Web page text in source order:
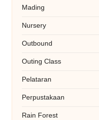
Mading
Nursery
Outbound
Outing Class
Pelataran
Perpustakaan
Rain Forest